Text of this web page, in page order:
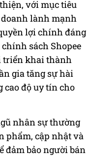
với mục tiêu
lành mạnh
lợi chính đáng
sách Shopee
triển khai thành
gia tăng sự hài
cao độ uy tín cho
nhân sự thường
phẩm, cập nhật và
đảm bảo người bán